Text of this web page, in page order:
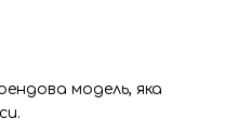
модель, яка